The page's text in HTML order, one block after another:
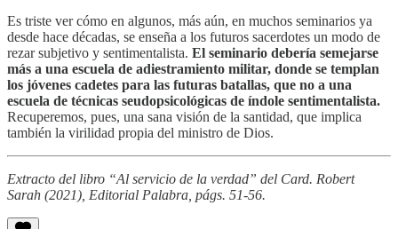
Es triste ver cómo en algunos, más aún, en muchos seminarios ya
desde hace décadas, se enseña a los futuros sacerdotes un modo de
rezar subjetivo y sentimentalista. El seminario debería semejarse
más a una escuela de adiestramiento militar, donde se templan
los jóvenes cadetes para las futuras batallas, que no a una
escuela de técnicas seudopsicológicas de índole sentimentalista.
Recuperemos, pues, una sana visión de la santidad, que implica
también la virilidad propia del ministro de Dios.
Extracto del libro “Al servicio de la verdad” del Card. Robert
Sarah (2021), Editorial Palabra, págs. 51-56.